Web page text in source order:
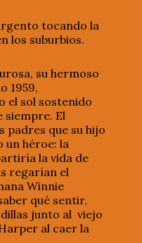
tocando la
los suburbios.
su hermoso
1959,
el sol sostenido
siempre. El
padres que su hijo
un héroe: la
la vida de
regarían el
Winnie
qué sentir,
junto al viejo
al caer la